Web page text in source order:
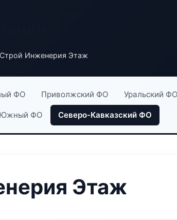
Инженерия Этаж
ФО Приволжский ФО Уральский ФО
Южный ФО Северо-Кавказский ФО
Этаж